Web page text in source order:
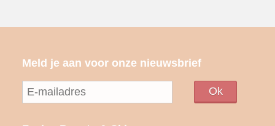
Meld je aan voor onze nieuwsbrief